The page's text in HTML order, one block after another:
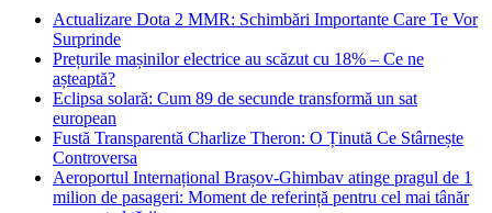
Actualizare Dota 2 MMR: Schimbări Importante Care Te Vor
Surprinde
Prețurile mașinilor electrice au scăzut cu 18% – Ce ne
așteaptă?
Eclipsa solară: Cum 89 de secunde transformă un sat
european
Fustă Transparentă Charlize Theron: O Ținută Ce Stârnește
Controversa
Aeroportul Internațional Brașov‑Ghimbav atinge pragul de 1
milion de pasageri: Moment de referință pentru cel mai tânăr